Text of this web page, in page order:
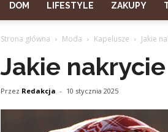
DOM LIFESTYLE ZAKUPY
Strona główna Moda Kapelusze Jakie
Jakie
Przez Redakcja - 10 stycznia 2025